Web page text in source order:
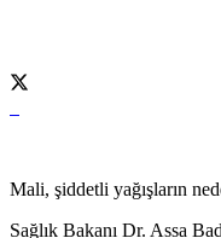
Mali, şiddetli yağışların
Sağlık Bakanı Dr. Assa